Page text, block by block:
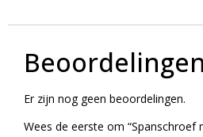
Beoordelingen
Er zijn nog geen beoordelingen.
Wees de eerste om “Spanschroef